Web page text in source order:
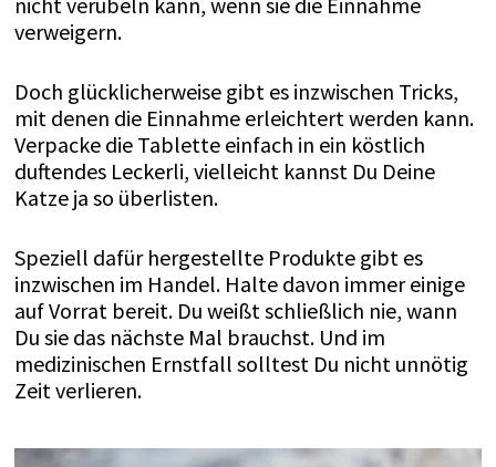
verweigern.
Doch glücklicherweise gibt es inzwischen Tricks,
mit denen die Einnahme erleichtert werden kann.
Verpacke die Tablette einfach in ein köstlich
duftendes Leckerli, vielleicht kannst Du Deine
Katze ja so überlisten.
Speziell dafür hergestellte Produkte gibt es
inzwischen im Handel. Halte davon immer einige
auf Vorrat bereit. Du weißt schließlich nie, wann
Du sie das nächste Mal brauchst. Und im
medizinischen Ernstfall solltest Du nicht unnötig
Zeit verlieren.